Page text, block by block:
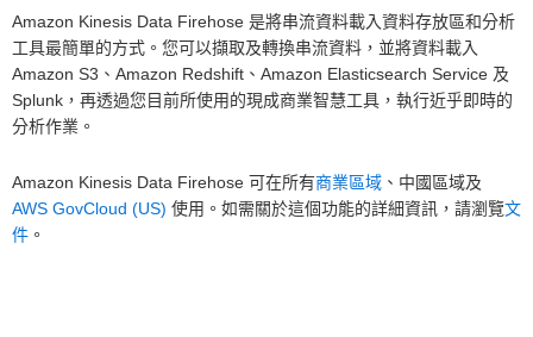
Amazon Kinesis Data Firehose 是將串流資料載入資料存放區和分析
工具最簡單的方式。您可以擷取及轉換串流資料，並將資料載入
Amazon S3、Amazon Redshift、Amazon Elasticsearch Service 及
Splunk，再透過您目前所使用的現成商業智慧工具，執行近乎即時的
分析作業。
Amazon Kinesis Data Firehose 可在所有商業區域 、中國區域及
AWS GovCloud (US) 使用。如需關於這個功能的詳細資訊，請瀏覽文
件 。